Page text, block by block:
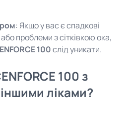
: Якщо у вас є спадкові
проблеми з сітківкою ока,
100слід уникати.
100 з
ліками?